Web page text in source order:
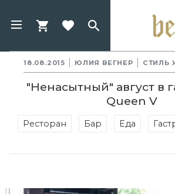
18.08.2015 ЮЛИЯ ВЕГНЕР СТИЛЬ
"Ненасытный" август в
Queen V
Ресторан Бар Еда